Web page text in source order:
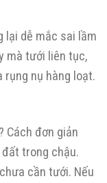
lại dễ mắc sai lầm
mà tưới liên tục,
rụng nụ hàng loạt.
Cách đơn giản
trong chậu.
cần tưới. Nếu